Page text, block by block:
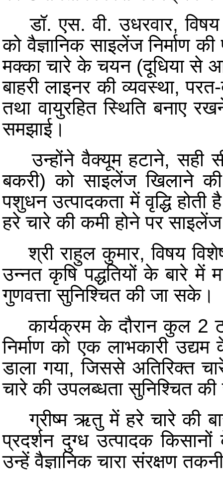
डॉ. एस. वी. उधरवार, विषय
को वैज्ञानिक साइलेंज निर्माण की
मक्का चारे के चयन (दूधिया से
बाहरी लाइनर की व्यवस्था,
तथा वायुरहित स्थिति बनाए
समझाई।
उन्होंने वैक्यूम हटाने, सही
बकरी) को साइलेंज खिलाने की
पशुधन उत्पादकता में वृद्धि होती
हरे चारे की कमी होने पर
श्री राहुल कुमार, विषय
उन्नत कृषि पद्धतियों के बारे में
गुणवत्ता सुनिश्चित की जा सके।
कार्यक्रम के दौरान कुल 2
निर्माण को एक लाभकारी
डाला गया, जिससे अतिरिक्त
चारे की उपलब्धता सुनिश्चित
ग्रीष्म ऋतु में हरे चारे की
प्रदर्शन दुग्ध उत्पादक
उन्हें वैज्ञानिक चारा संरक्षण